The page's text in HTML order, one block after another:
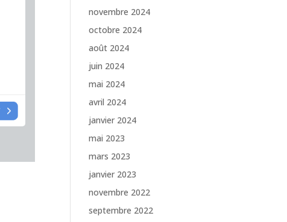
novembre 2024
octobre 2024
août 2024
juin 2024
mai 2024
avril 2024
janvier 2024
mai 2023
mars 2023
janvier 2023
novembre 2022
septembre 2022